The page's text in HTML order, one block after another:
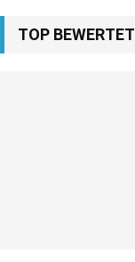
TOP BEWERTET